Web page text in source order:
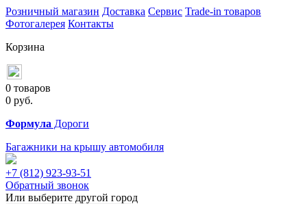
Розничный магазин Доставка Сервис Trade-in товаров
Фотогалерея Контакты
Корзина
0 товаров
0 руб.
Формула Дороги
Багажники на крышу автомобиля
+7 (812) 923-93-51
Обратный звонок
Или выберите другой город